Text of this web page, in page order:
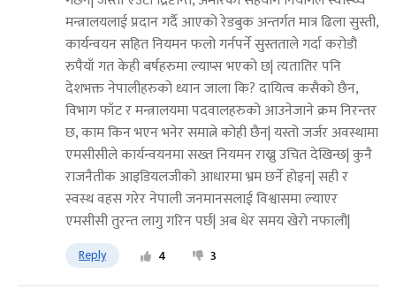
मन्त्रालयलाई प्रदान गर्दै आएको रेडबुक अन्तर्गत मात्र ढिला सुस्ती,
कार्यन्वयन सहित नियमन फलो गर्नपर्ने सुस्तताले गर्दा करोडौ
रुपैयाँ गत केही बर्षहरुमा ल्याप्स भएको छ| त्यतातिर पनि
देशभक्त नेपालीहरुको ध्यान जाला कि? दायित्व कसैको छैन,
विभाग फाँट र मन्त्रालयमा पदवालहरुको आउनेजाने क्रम निरन्तर
छ, काम किन भएन भनेर समात्ने कोही छैन| यस्तो जर्जर अवस्थामा
एमसीसीले कार्यन्वयनमा सख्त नियमन राख्नु उचित देखिन्छ| कुनै
राजनैतीक आइडियलजीको आधारमा भ्रम छर्ने होइन| सही र
स्वस्थ वहस गरेर नेपाली जनमानसलाई विश्वासमा ल्याएर
एमसीसी तुरन्त लागु गरिन पर्छ| अब धेर समय खेरो नफालौ|
Reply 4 3